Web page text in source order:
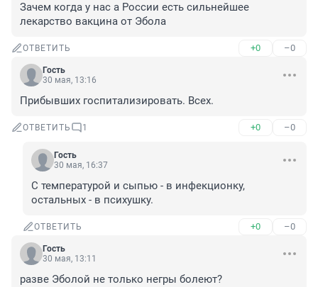
Зачем когда у нас а России есть сильнейшее
лекарство вакцина от Эбола
ОТВЕТИТЬ +0 –0
Гость
30 мая, 13:16
Прибывших госпитализировать. Всех.
ОТВЕТИТЬ 1 +0 –0
Гость
30 мая, 16:37
С температурой и сыпью - в инфекционку,
остальных - в психушку.
ОТВЕТИТЬ +0 –0
Гость
30 мая, 13:11
разве Эболой не только негры болеют?